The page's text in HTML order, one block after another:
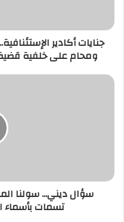
برلمانيين
ومحام
قضية
جنايات أكادير
ومحام على خلفية
سؤال
تسمات
بأسماءسؤال ديني... سولنا
تسمات بأسماء